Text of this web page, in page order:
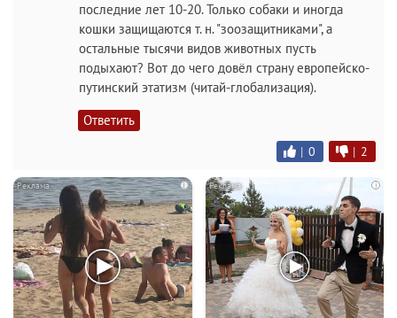
последние лет 10-20. Только собаки и иногда
кошки защищаются т. н. "зоозащитниками", а
остальные тысячи видов животных пусть
подыхают? Вот до чего довёл страну европейско-
путинский этатизм (читай-глобализация).
Ответить
| 0 | 2
i i